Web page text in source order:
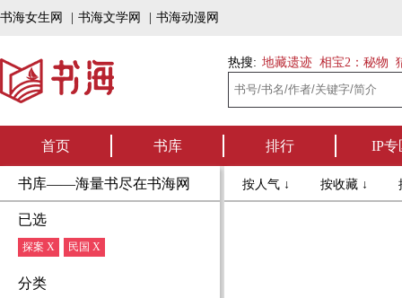
书海女生网 书海文学网 书海动漫网
热搜: 地藏遗迹 相宝2：秘物
首页 书库 排行 IP专
书库——海量书尽在书海网
已选
探案 X 民国 X
分类
按人气 ↓ 按收藏 ↓